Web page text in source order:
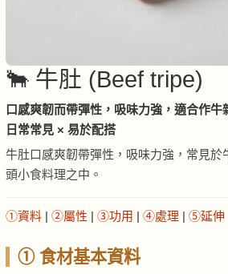
🐂 牛肚 (Beef tripe)
口感爽韌而帶彈性，吸味力強，適合作牛
日常常見 × 易於配搭
牛肚口感爽韌帶彈性，吸味力強，常見於
頭小食料理之中。
①資料 | ②屬性 | ③功用 | ④處理 | ⑤延伸
① 食材基本資料